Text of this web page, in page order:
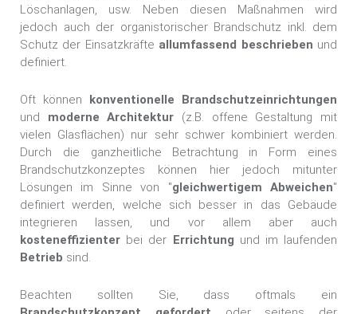
Löschanlagen, usw. Neben diesen Maßnahmen wird
jedoch auch der organistorischer Brandschutz inkl. dem
Schutz der Einsatzkräfte allumfassend beschrieben und
definiert.
Oft können konventionelle Brandschutzeinrichtungen
und moderne Architektur (z.B. offene Gestaltung mit
vielen Glasflächen) nur sehr schwer kombiniert werden.
Durch die ganzheitliche Betrachtung in Form eines
Brandschutzkonzeptes können hier jedoch mitunter
Lösungen im Sinne von "gleichwertigem Abweichen"
definiert werden, welche sich besser in das Gebäude
integrieren lassen, und vor allem aber auch
kosteneffizienter bei der Errichtung und im laufenden
Betrieb sind.
Beachten sollten Sie, dass oftmals ein